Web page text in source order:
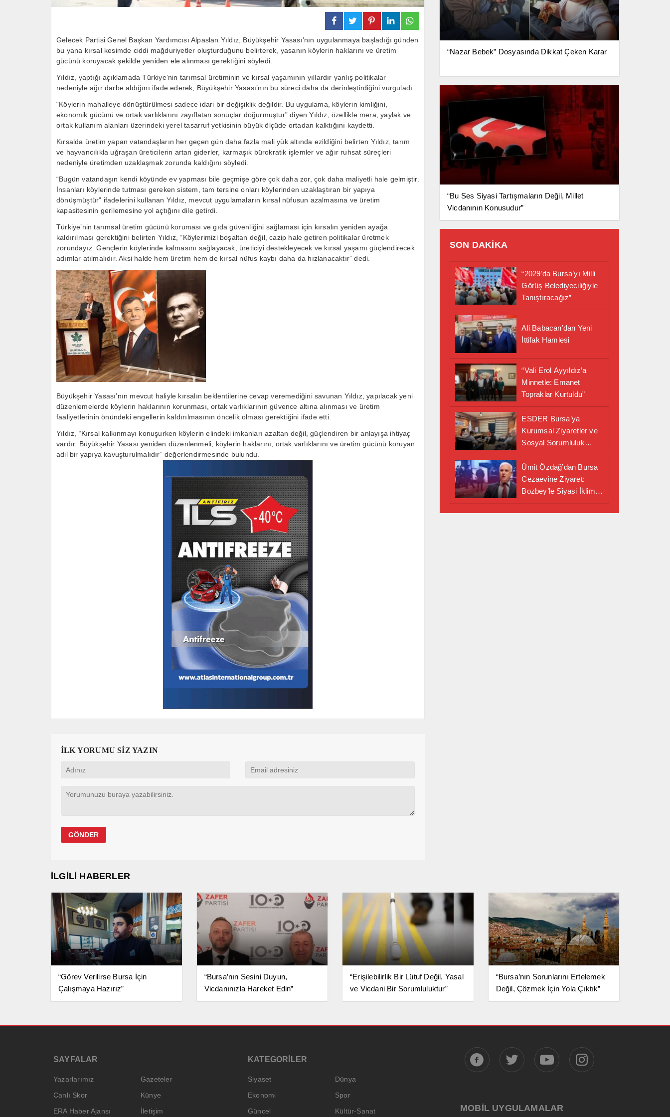
Gelecek Partisi Genel Başkan Yardımcısı Alpaslan Yıldız, Büyükşehir Yasası’nın uygulanmaya başladığı günden
bu yana kırsal kesimde ciddi mağduriyetler oluşturduğunu belirterek, yasanın köylerin haklarını ve üretim
gücünü koruyacak şekilde yeniden ele alınması gerektiğini söyledi.
Yıldız, yaptığı açıklamada Türkiye’nin tarımsal üretiminin ve kırsal yaşamının yıllardır yanlış politikalar
nedeniyle ağır darbe aldığını ifade ederek, Büyükşehir Yasası’nın bu süreci daha da derinleştirdiğini vurguladı.
“Köylerin mahalleye dönüştürülmesi sadece idari bir değişiklik değildir. Bu uygulama, köylerin kimliğini,
ekonomik gücünü ve ortak varlıklarını zayıflatan sonuçlar doğurmuştur” diyen Yıldız, özellikle mera, yaylak ve
ortak kullanım alanları üzerindeki yerel tasarruf yetkisinin büyük ölçüde ortadan kalktığını kaydetti.
Kırsalda üretim yapan vatandaşların her geçen gün daha fazla mali yük altında ezildiğini belirten Yıldız, tarım
ve hayvancılıkla uğraşan üreticilerin artan giderler, karmaşık bürokratik işlemler ve ağır ruhsat süreçleri
nedeniyle üretimden uzaklaşmak zorunda kaldığını söyledi.
“Bugün vatandaşın kendi köyünde ev yapması bile geçmişe göre çok daha zor, çok daha maliyetli hale gelmiştir.
İnsanları köylerinde tutması gereken sistem, tam tersine onları köylerinden uzaklaştıran bir yapıya
dönüşmüştür” ifadelerini kullanan Yıldız, mevcut uygulamaların kırsal nüfusun azalmasına ve üretim
kapasitesinin gerilemesine yol açtığını dile getirdi.
Türkiye’nin tarımsal üretim gücünü koruması ve gıda güvenliğini sağlaması için kırsalın yeniden ayağa
kaldırılması gerektiğini belirten Yıldız, “Köylerimizi boşaltan değil, cazip hale getiren politikalar üretmek
zorundayız. Gençlerin köylerinde kalmasını sağlayacak, üreticiyi destekleyecek ve kırsal yaşamı güçlendirecek
adımlar atılmalıdır. Aksi halde hem üretim hem de kırsal nüfus kaybı daha da hızlanacaktır” dedi.
Büyükşehir Yasası’nın mevcut haliyle kırsalın beklentilerine cevap veremediğini savunan Yıldız, yapılacak yeni
düzenlemelerde köylerin haklarının korunması, ortak varlıklarının güvence altına alınması ve üretim
faaliyetlerinin önündeki engellerin kaldırılmasının öncelik olması gerektiğini ifade etti.
Yıldız, “Kırsal kalkınmayı konuşurken köylerin elindeki imkanları azaltan değil, güçlendiren bir anlayışa ihtiyaç
vardır. Büyükşehir Yasası yeniden düzenlenmeli; köylerin haklarını, ortak varlıklarını ve üretim gücünü koruyan
adil bir yapıya kavuşturulmalıdır” değerlendirmesinde bulundu.
İLK YORUMU SİZ YAZIN
“Nazar Bebek” Dosyasında Dikkat Çeken Karar
“Bu Ses Siyasi Tartışmaların Değil, Millet
Vicdanının Konusudur”
SON DAKİKA
“2029’da Bursa’yı Milli
Görüş Belediyeciliğiyle
Tanıştıracağız”
Ali Babacan’dan Yeni
İttifak Hamlesi
“Vali Erol Ayyıldız’a
Minnetle: Emanet
Topraklar Kurtuldu”
ESDER Bursa’ya
Kurumsal Ziyaretler ve
Sosyal Sorumluluk
Alanında Önemli İş
Birliği Adımı
Ümit Özdağ’dan Bursa
Cezaevine Ziyaret:
Bozbey’le Siyasi İklim
İLGİLİ HABERLER
“Görev Verilirse Bursa İçin
Çalışmaya Hazırız”
“Bursa’nın Sesini Duyun,
Vicdanınızla Hareket Edin”
“Erişilebilirlik Bir Lütuf Değil, Yasal
ve Vicdani Bir Sorumluluktur”
“Bursa’nın Sorunlarını Ertelemek
Değil, Çözmek İçin Yola Çıktık”
SAYFALAR
Yazarlarımız
Gazeteler
Canlı Skor
Künye
ERA Haber Ajansı
İletişim
KATEGORİLER
Siyaset
Dünya
Ekonomi
Spor
Güncel
Kültür-Sanat MOBİL UYGULAMALAR